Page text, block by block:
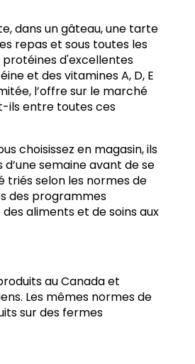
dans un gâteau, une tarte
repas et sous toutes les
d'excellentes
et des vitamines A, D, E
l’offre sur le marché
ils entre toutes ces
choisissez en magasin, ils
semaine avant de se
triés selon les normes de
des programmes
aliments et de soins aux
au Canada et
Les mêmes normes de
sur des fermes